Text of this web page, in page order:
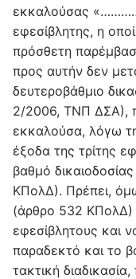
εκκαλούσας
εφεσίβλητης, η
πρόσθετη
προς αυτήν δεν
δευτεροβάθμιο
2/2006, ΤΝΠ ΔΣΑ),
εκκαλούσα, λόγω
έξοδα της τρίτης
βαθμό
ΚΠολΔ). Πρέπει,
(άρθρο 532 ΚΠολΔ)
εφεσίβλητους και
παραδεκτό και το
τακτική